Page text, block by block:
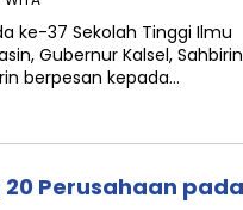
ke-37 Sekolah Tinggi Ilmu
Gubernur Kalsel,
berpesan kepada…
Perusahaan